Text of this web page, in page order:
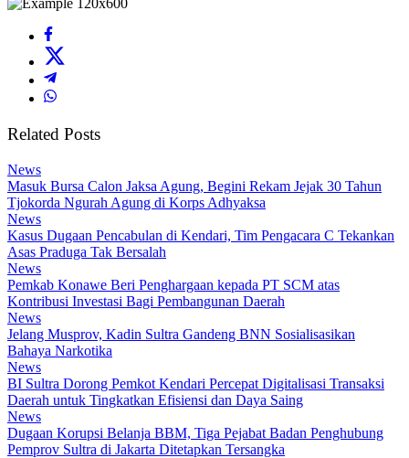
Related Posts
News
Masuk Bursa Calon Jaksa Agung, Begini Rekam Jejak 30 Tahun
Tjokorda Ngurah Agung di Korps Adhyaksa
News
Kasus Dugaan Pencabulan di Kendari, Tim Pengacara C Tekankan
Asas Praduga Tak Bersalah
News
Pemkab Konawe Beri Penghargaan kepada PT SCM atas
Kontribusi Investasi Bagi Pembangunan Daerah
News
Jelang Musprov, Kadin Sultra Gandeng BNN Sosialisasikan
Bahaya Narkotika
News
BI Sultra Dorong Pemkot Kendari Percepat Digitalisasi Transaksi
Daerah untuk Tingkatkan Efisiensi dan Daya Saing
News
Dugaan Korupsi Belanja BBM, Tiga Pejabat Badan Penghubung
Pemprov Sultra di Jakarta Ditetapkan Tersangka